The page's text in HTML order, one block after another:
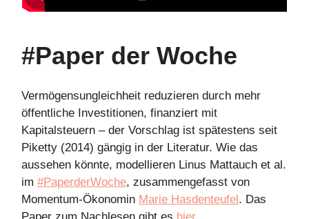
#Paper der Woche
Vermögensungleichheit reduzieren durch mehr
öffentliche Investitionen, finanziert mit
Kapitalsteuern – der Vorschlag ist spätestens seit
Piketty (2014) gängig in der Literatur. Wie das
aussehen könnte, modellieren Linus Mattauch et al.
im #PaperderWoche, zusammengefasst von
Momentum-Ökonomin Marie Hasdenteufel. Das
Paper zum Nachlesen gibt es hier.